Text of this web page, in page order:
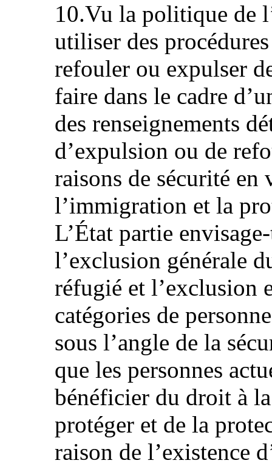
10.Vu la politique de
utiliser des
refouler ou expulser
faire dans le cadre
des renseignements
d’expulsion ou de
raisons de sécurité
l’immigration et la
L’État partie
l’exclusion générale
réfugié et l’exclusion
catégories de
sous l’angle de la
que les personnes
bénéficier du droit à
protéger et de la
raison de l’existence